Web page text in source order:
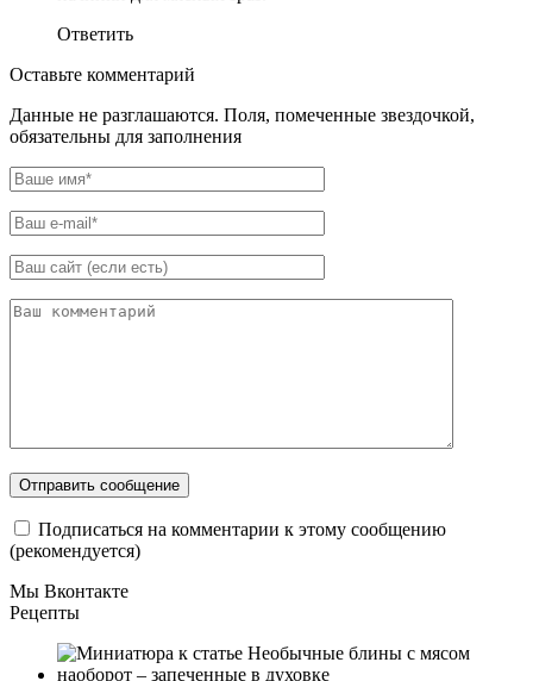
Ответить
Оставьте комментарий
Данные не разглашаются. Поля, помеченные звездочкой,
обязательны для заполнения
Подписаться на комментарии к этому сообщению
(рекомендуется)
Мы Вконтакте
Рецепты